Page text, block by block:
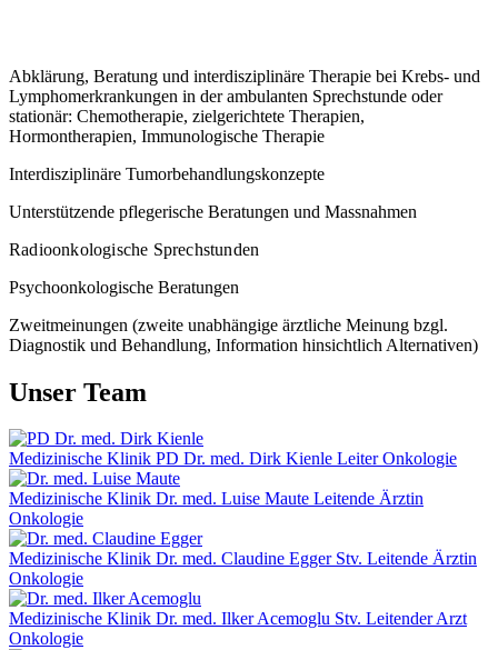
Abklärung, Beratung und interdisziplinäre Therapie bei Krebs- und
Lymphomerkrankungen in der ambulanten Sprechstunde oder
stationär: Chemotherapie, zielgerichtete Therapien,
Hormontherapien, Immunologische Therapie
Interdisziplinäre Tumorbehandlungskonzepte
Unterstützende pflegerische Beratungen und Massnahmen
Radioonkologische Sprechstunden
Psychoonkologische Beratungen
Zweitmeinungen (zweite unabhängige ärztliche Meinung bzgl.
Diagnostik und Behandlung, Information hinsichtlich Alternativen)
Unser Team
Medizinische Klinik PD Dr. med. Dirk Kienle Leiter Onkologie
Medizinische Klinik Dr. med. Luise Maute Leitende Ärztin
Onkologie
Medizinische Klinik Dr. med. Claudine Egger Stv. Leitende Ärztin
Onkologie
Medizinische Klinik Dr. med. Ilker Acemoglu Stv. Leitender Arzt
Onkologie